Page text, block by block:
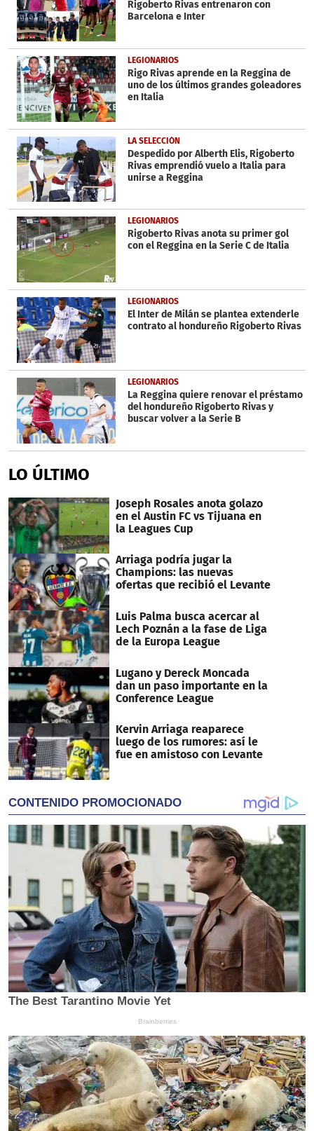
seconds
Rigoberto Rivas entrenaron con
Barcelona e Inter
LEGIONARIOS
Rigo Rivas aprende en la Reggina de
uno de los últimos grandes goleadores
en Italia
LA SELECCIÓN
Despedido por Alberth Elis, Rigoberto
Rivas emprendió vuelo a Italia para
unirse a Reggina
LEGIONARIOS
Rigoberto Rivas anota su primer gol
con el Reggina en la Serie C de Italia
LEGIONARIOS
El Inter de Milán se plantea extenderle
contrato al hondureño Rigoberto Rivas
LEGIONARIOS
La Reggina quiere renovar el préstamo
del hondureño Rigoberto Rivas y
buscar volver a la Serie B
LO ÚLTIMO
Joseph Rosales anota golazo
en el Austin FC vs Tijuana en
la Leagues Cup
Arriaga podría jugar la
Champions: las nuevas
ofertas que recibió el Levante
Luis Palma busca acercar al
Lech Poznán a la fase de Liga
de la Europa League
Lugano y Dereck Moncada
dan un paso importante en la
Conference League
Kervin Arriaga reaparece
luego de los rumores: así le
fue en amistoso con Levante